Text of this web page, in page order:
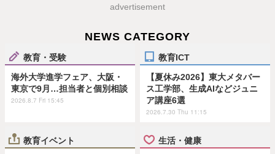
advertisement
NEWS CATEGORY
教育・受験
海外大学進学フェア、大阪・
東京で9月…担当者と個別相談
2026.8.7 Fri 15:45
教育ICT
【夏休み2026】東大メタバー
ス工学部、生成AIなどジュニ
ア講座6選
2026.7.30 Thu 11:15
教育イベント 生活・健康